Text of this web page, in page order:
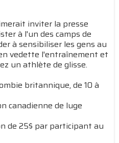
inviter la presse
à l'un des camps de
à sensibiliser les gens au
vedette l'entraînement et
un athlète de glisse.
britannique, de 10 à
canadienne de luge
de 25$ par participant au